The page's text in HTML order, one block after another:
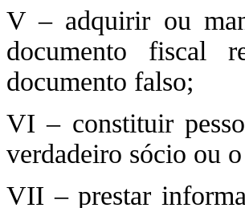
V – adquirir ou
documento fiscal
documento falso;
VI – constituir
verdadeiro sócio ou
VII – prestar